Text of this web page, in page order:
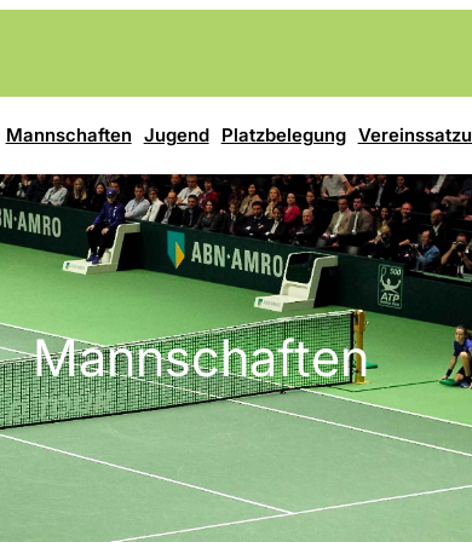
Mannschaften Jugend Platzbelegung
Mannschaften